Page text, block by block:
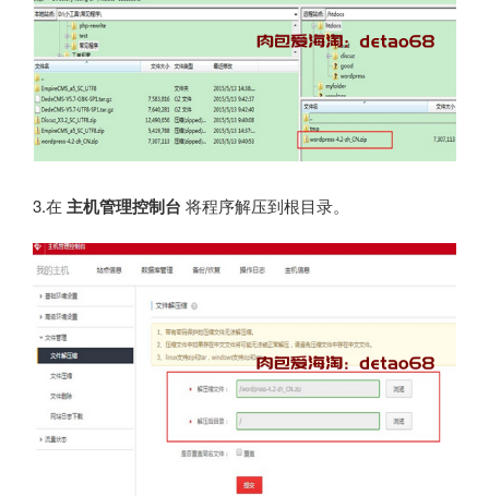
3.在 主机管理控制台 将程序解压到根目录。